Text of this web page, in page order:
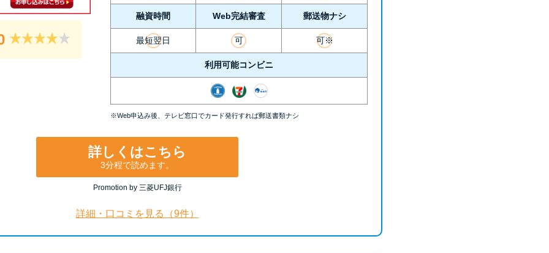
準と工面法
アコムはブラックでも審査に通る？ 自分がブ
ラックか確かめる方法
ンの選び方を徹底解説！
融資時間 Web完結審査 郵送物ナシ
最短翌日 可 可※
利用可能コンビニ
※Web申込み後、テレビ窓口でカード発行すれば郵送書類ナシ
詳しくはこちら
3分程で読めます。
Promotion by 三菱UFJ銀行
詳細・口コミを見る（9件）